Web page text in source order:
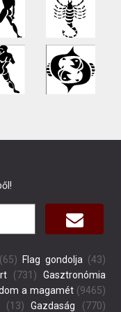
(65) Flag gondolja (43)
(731)
Gasztronómia
a magamét(9465)
(13) Gazdaság (770)